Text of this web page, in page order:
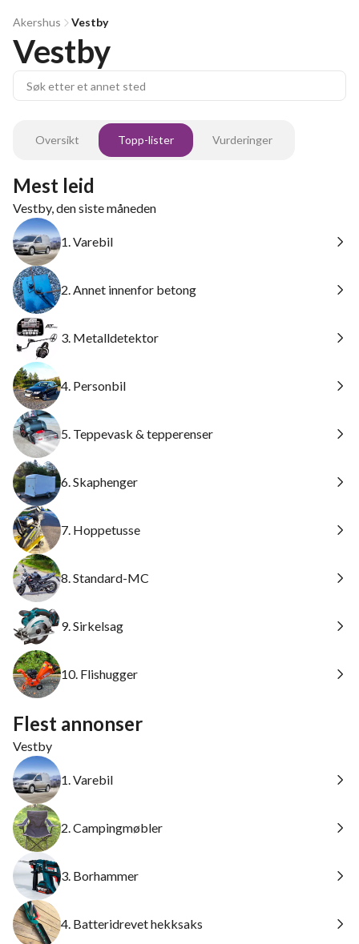
Akershus Vestby
Vestby
Oversikt Topp-lister Vurderinger
Mest leid
Vestby, den siste måneden
1. Varebil
2. Annet innenfor betong
3. Metalldetektor
4. Personbil
5. Teppevask & tepperenser
6. Skaphenger
7. Hoppetusse
8. Standard-MC
9. Sirkelsag
10. Flishugger
Flest annonser
Vestby
1. Varebil
2. Campingmøbler
3. Borhammer
4. Batteridrevet hekksaks